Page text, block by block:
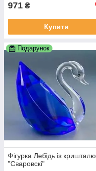
971 ₴
Купити
Подарунок
Фігурка Лебідь із кришталю
"Сваровскі"